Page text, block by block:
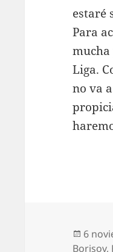
estaré
Para
Liga.
no va
el
6
Borisov,